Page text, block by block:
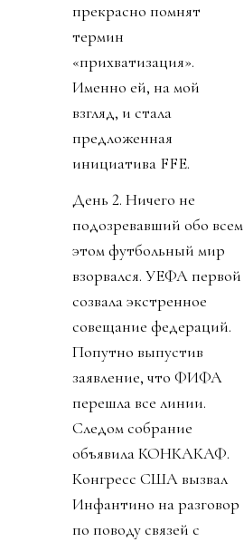
прекрасно помнят
термин
«прихватизация».
Именно ей, на мой
взгляд, и стала
предложенная
инициатива FFE.
День 2. Ничего не
подозревавший обо всем
этом футбольный мир
взорвался. УЕФА первой
созвала экстренное
совещание федераций.
Попутно выпустив
заявление, что ФИФА
перешла все линии.
Следом собрание
объявила КОНКАКАФ.
Конгресс США вызвал
Инфантино на разговор
по поводу связей с